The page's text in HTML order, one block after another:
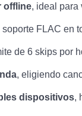
offline, ideal para
soporte FLAC en
de 6 skips por
, eligiendo
dispositivos,